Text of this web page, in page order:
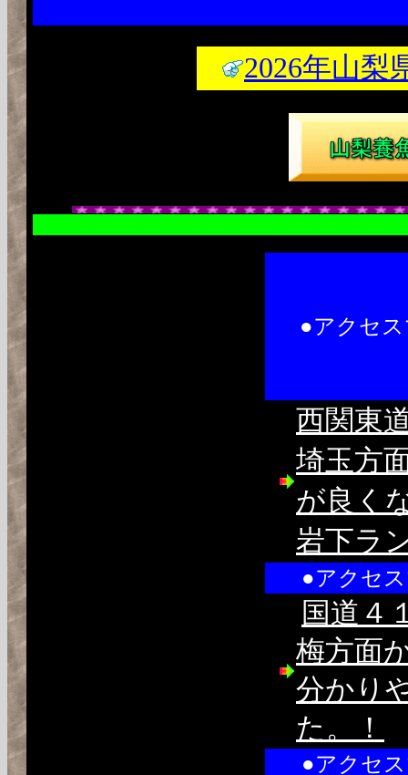
2026年山梨
●アクセ
西関東
埼玉方
が良く
岩下ラ
●アクセ
国道４
梅方面
分かり
た。！
●アクセ